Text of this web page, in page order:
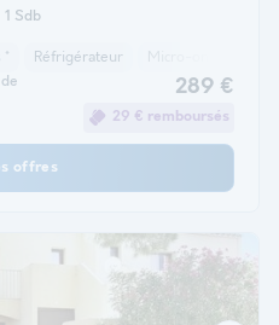
1 Sdb
* Réfrigérateur Micro-ondes
289 €
29 € remboursés
offres